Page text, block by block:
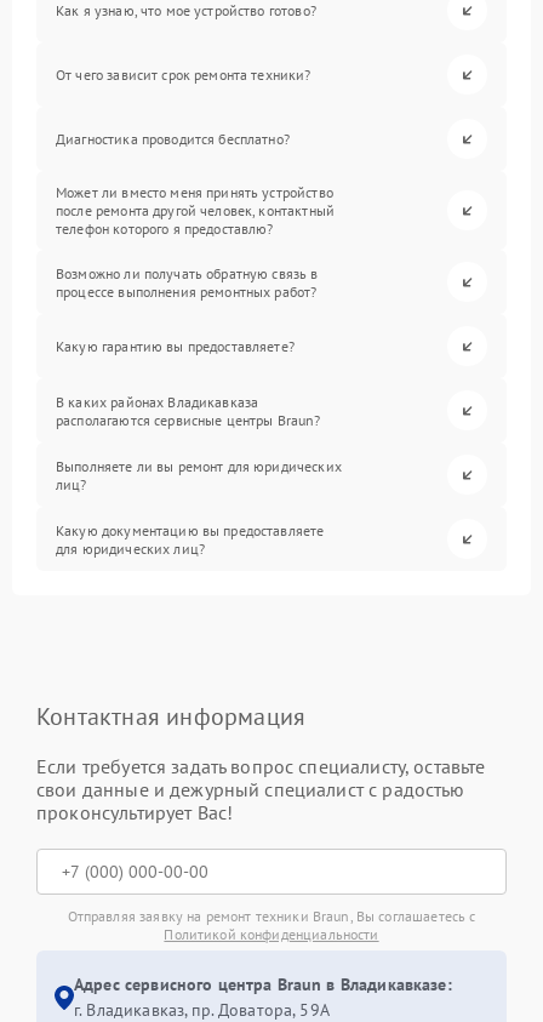
Как я узнаю, что мое устройство готово?
От чего зависит срок ремонта техники?
Диагностика проводится бесплатно?
Может ли вместо меня принять устройство
после ремонта другой человек, контактный
телефон которого я предоставлю?
Возможно ли получать обратную связь в
процессе выполнения ремонтных работ?
Какую гарантию вы предоставляете?
В каких районах Владикавказа
располагаются сервисные центры Braun?
Выполняете ли вы ремонт для юридических
лиц?
Какую документацию вы предоставляете
для юридических лиц?
Контактная информация
Если требуется задать вопрос специалисту, оставьте
свои данные и дежурный специалист с радостью
проконсультирует Вас!
Отправляя заявку на ремонт техники Braun, Вы соглашаетесь с
Политикой конфиденциальности
Адрес сервисного центра Braun в Владикавказе:
г. Владикавказ, пр. Доватора, 59А